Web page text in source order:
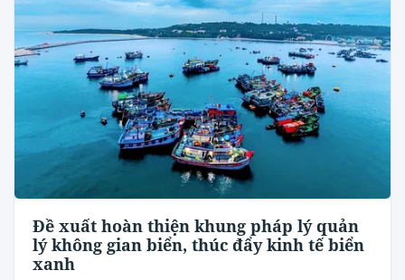
Đề xuất hoàn thiện khung pháp lý quản
lý không gian biển, thúc đẩy kinh tế biển
xanh